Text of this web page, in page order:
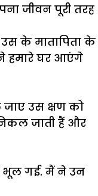
जीवन पूरी तरह
के मातापिता के
हमारे घर आएंगे
जाए उस क्षण को
जाती हैं और
भूल गई. मैं ने उन